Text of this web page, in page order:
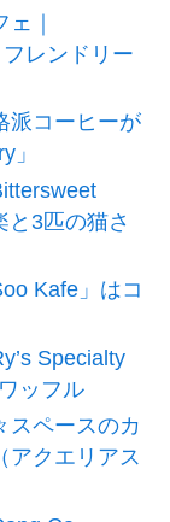
｜
レンドリー
派コーヒーが
」
3匹の猫さ
Kafe」はコ
Specialty
ッフル
スペースのカ
アクエリアス